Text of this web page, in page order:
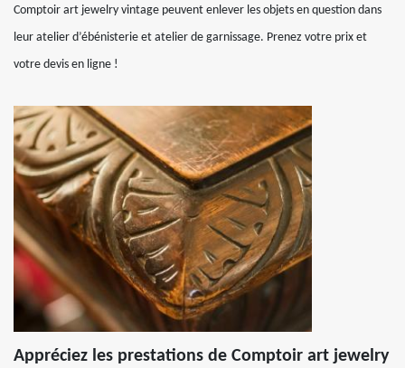
Comptoir art jewelry vintage peuvent enlever les objets en question dans
leur atelier d’ébénisterie et atelier de garnissage. Prenez votre prix et
votre devis en ligne !
Appréciez les prestations de Comptoir art jewelry